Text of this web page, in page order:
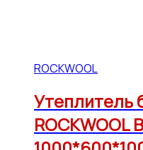
ROCKWOOL
Утеплитель
ROCKWOOL